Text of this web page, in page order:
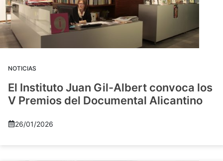
NOTICIAS
El Instituto Juan Gil-Albert convoca los
V Premios del Documental Alicantino
26/01/2026